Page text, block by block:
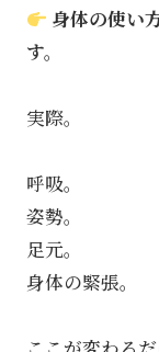
身体の使い
す。
実際。
呼吸。
姿勢。
足元。
身体の緊張。